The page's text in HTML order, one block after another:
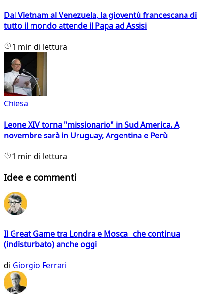
Dal Vietnam al Venezuela, la gioventù francescana di
tutto il mondo attende il Papa ad Assisi
1 min di lettura
Chiesa
Leone XIV torna "missionario" in Sud America. A
novembre sarà in Uruguay, Argentina e Perù
1 min di lettura
Idee e commenti
Il Great Game tra Londra e Mosca che continua
(indisturbato) anche oggi
di Giorgio Ferrari